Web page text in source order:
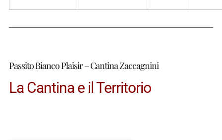
Passito Bianco Plaisir – Cantina Zaccagnini
La Cantina e il Territorio